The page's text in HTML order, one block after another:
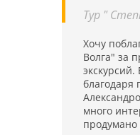
Тур "
Хочу
Волга" за
благодаря
много